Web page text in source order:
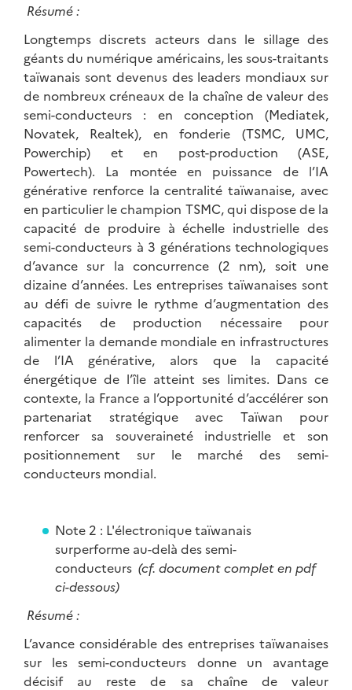
Résumé :
Longtemps discrets acteurs dans le sillage des
géants du numérique américains, les sous-traitants
taïwanais sont devenus des leaders mondiaux sur
de nombreux créneaux de la chaîne de valeur des
semi-conducteurs : en conception (Mediatek,
Novatek, Realtek), en fonderie (TSMC, UMC,
Powerchip) et en post-production (ASE,
Powertech). La montée en puissance de l’IA
générative renforce la centralité taïwanaise, avec
en particulier le champion TSMC, qui dispose de la
capacité de produire à échelle industrielle des
semi-conducteurs à 3 générations technologiques
d’avance sur la concurrence (2 nm), soit une
dizaine d’années. Les entreprises taïwanaises sont
au défi de suivre le rythme d’augmentation des
capacités de production nécessaire pour
alimenter la demande mondiale en infrastructures
de l’IA générative, alors que la capacité
énergétique de l’île atteint ses limites. Dans ce
contexte, la France a l’opportunité d’accélérer son
partenariat stratégique avec Taïwan pour
renforcer sa souveraineté industrielle et son
positionnement sur le marché des semi-
conducteurs mondial.
Note 2 : L'électronique taïwanais
surperforme au-delà des semi-
conducteurs (cf. document complet en pdf
ci-dessous)
Résumé :
L’avance considérable des entreprises taïwanaises
sur les semi-conducteurs donne un avantage
décisif au reste de sa chaîne de valeur